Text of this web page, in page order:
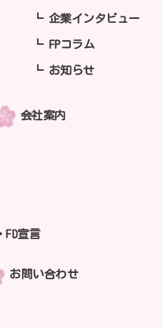
企業インタビュー
FPコラム
お知らせ
会社案内
FD宣言
お問い合わせ